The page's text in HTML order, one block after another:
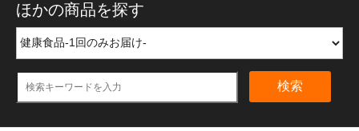
ほかの商品を探す
検索